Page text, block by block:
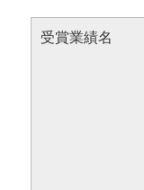
受賞業績名